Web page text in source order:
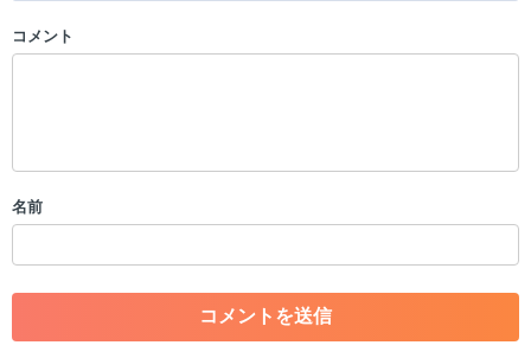
以下の書き込みを禁止とし、場合によってはコメント削除や書き込み制
・一度削除された投稿を再び投稿すること
・アカウントの売買など金銭が絡む内容の投稿
・各ゲームのネタバレを含む内容の投稿
・その他、管理者が不適切と判断した投稿
コメント
名前